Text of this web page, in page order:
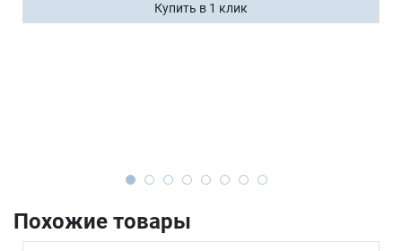
Купить в 1 клик
Похожие товары